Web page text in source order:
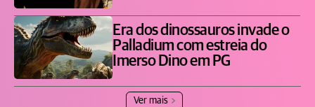
Era dos dinossauros invade o
Palladium com estreia do
Imerso Dino em PG
Ver mais